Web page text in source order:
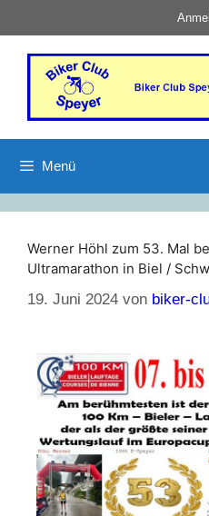
Menü
Werner Höhl zum 53. Mal
Ultramarathon in Biel /
19. Juni 2024 von biker-